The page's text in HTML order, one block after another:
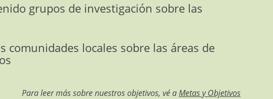
grupos de investigación sobre las
comunidades locales sobre las áreas de
Para leer más sobre nuestros objetivos, vé aMetas y Objetivos